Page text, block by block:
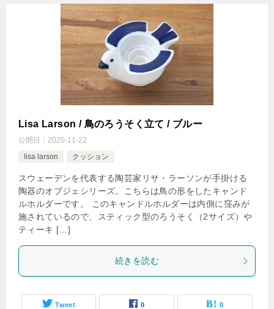
Lisa Larson / 鳥のろうそく立て / ブルー
公開日： 2020-11-22
lisa larson
クッション
スウェーデンを代表する陶芸家リサ・ラーソンが手掛ける
陶器のオブジェシリーズ。こちらは鳥の形をしたキャンド
ルホルダーです。 このキャンドルホルダーは内側に窪みが
施されているので、スティック型のろうそく（2サイズ）や
ティーキ […]
続きを読む
Tweet 0 0